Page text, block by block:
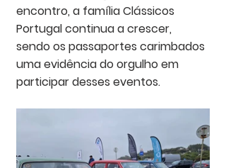
encontro, a família Clássicos
Portugal continua a crescer,
sendo os passaportes carimbados
uma evidência do orgulho em
participar desses eventos.